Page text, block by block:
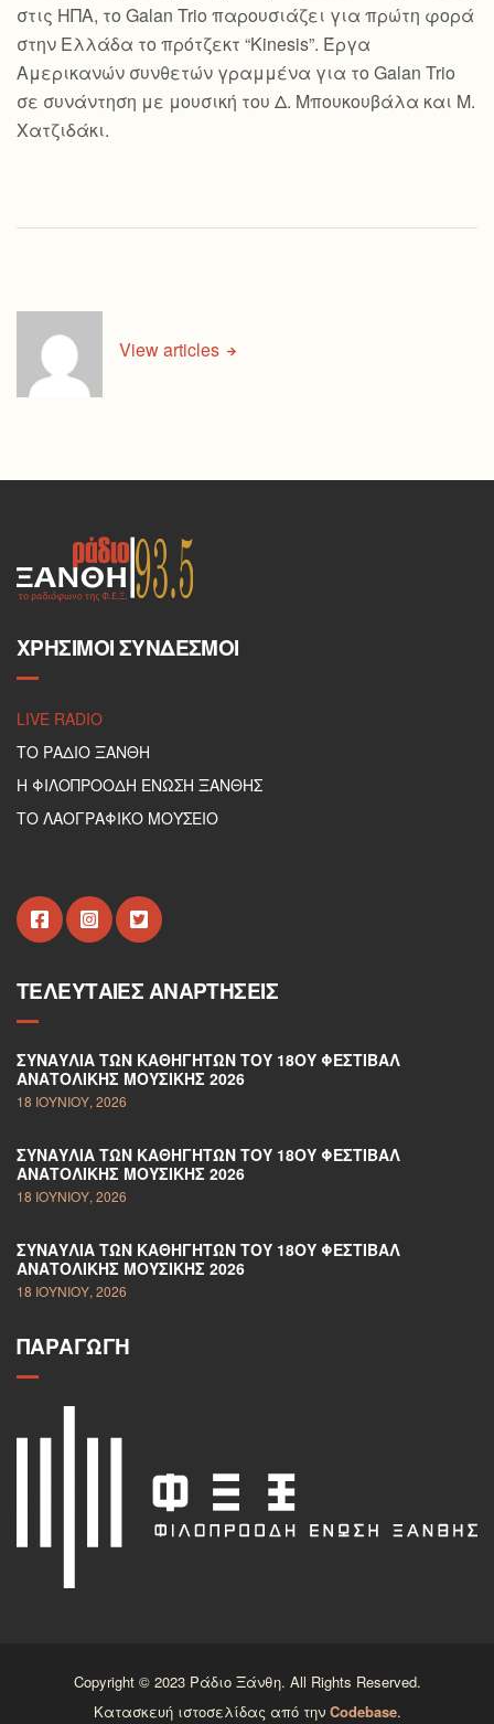
στις ΗΠΑ, το Galan Trio παρουσιάζει για πρώτη φορά
στην Ελλάδα το πρότζεκτ “Kinesis”. Έργα
Αμερικανών συνθετών γραμμένα για το Galan Trio
σε συνάντηση με μουσική του Δ. Μπουκουβάλα και Μ.
Χατζιδάκι.
View articles
ΧΡΉΣΙΜΟΙ ΣΎΝΔΕΣΜΟΙ
LIVE RADIO
ΤΟ ΡΑΔΙΟ ΞΑΝΘΗ
Η ΦΙΛΟΠΡΟΟΔΗ ΕΝΩΣΗ ΞΑΝΘΗΣ
ΤΟ ΛΑΟΓΡΑΦΙΚΟ ΜΟΥΣΕΙΟ
ΤΕΛΕΥΤΑΊΕΣ ΑΝΑΡΤΉΣΕΙΣ
ΣΥΝΑΥΛΊΑ ΤΩΝ ΚΑΘΗΓΗΤΏΝ ΤΟΥ 18ΟΥ ΦΕΣΤΙΒΆΛ
ΑΝΑΤΟΛΙΚΉΣ ΜΟΥΣΙΚΉΣ 2026
18 ΙΟΥΝΊΟΥ, 2026
ΣΥΝΑΥΛΊΑ ΤΩΝ ΚΑΘΗΓΗΤΏΝ ΤΟΥ 18ΟΥ ΦΕΣΤΙΒΆΛ
ΑΝΑΤΟΛΙΚΉΣ ΜΟΥΣΙΚΉΣ 2026
18 ΙΟΥΝΊΟΥ, 2026
ΣΥΝΑΥΛΊΑ ΤΩΝ ΚΑΘΗΓΗΤΏΝ ΤΟΥ 18ΟΥ ΦΕΣΤΙΒΆΛ
ΑΝΑΤΟΛΙΚΉΣ ΜΟΥΣΙΚΉΣ 2026
18 ΙΟΥΝΊΟΥ, 2026
ΠΑΡΑΓΩΓΉ
Copyright © 2023 Ράδιο Ξάνθη. All Rights Reserved.
Κατασκευή ιστοσελίδας από την Codebase.